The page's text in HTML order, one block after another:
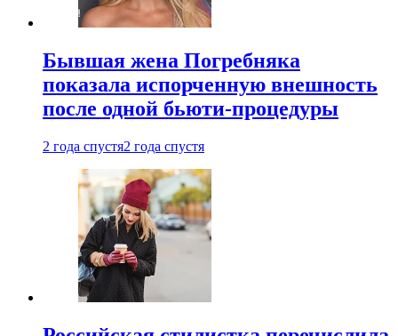
Бывшая жена Погребняка
показала испорченную внешность
после одной бьюти-процедуры
2 года спустя2 года спустя